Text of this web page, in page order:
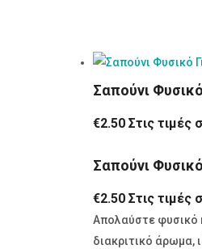
Σαπούνι
€2.50 Στις τιμές
Σαπούνι
€2.50 Στις τιμές
Απολαύστε φυσικό
διακριτικό άρωμα,